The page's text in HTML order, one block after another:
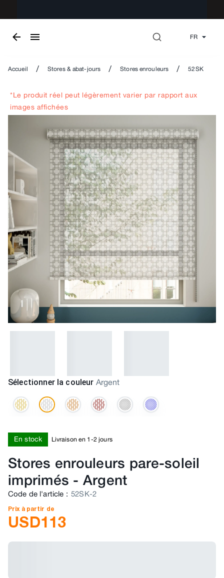
FR
Accueil / Stores & abat-jours / Stores enrouleurs / 52SK
*Le produit réel peut légèrement varier par rapport aux
images affichées
Sélectionner la couleur Argent
En stock Livraison en 1-2 jours
Stores enrouleurs pare-soleil
imprimés - Argent
Code de l'article : 52SK-2
Prix à partir de
USD113